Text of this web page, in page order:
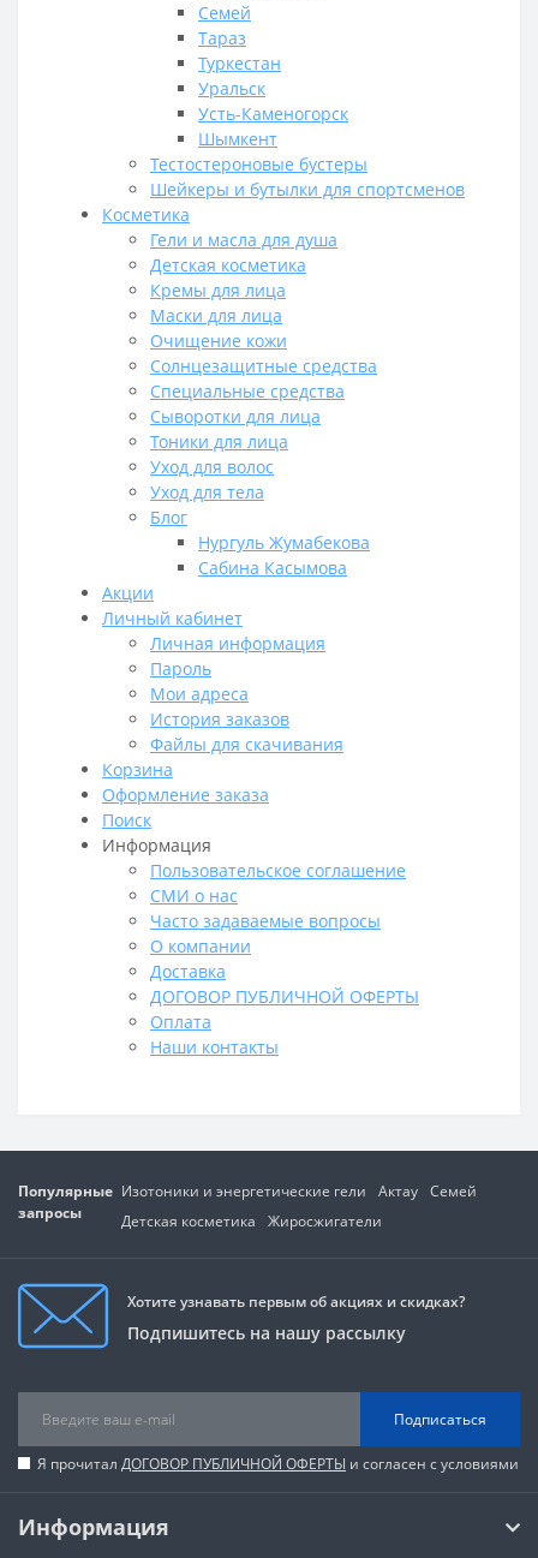
Семей
Тараз
Туркестан
Уральск
Усть-Каменогорск
Шымкент
Тестостероновые бустеры
Шейкеры и бутылки для спортсменов
Косметика
Гели и масла для душа
Детская косметика
Кремы для лица
Маски для лица
Очищение кожи
Солнцезащитные средства
Специальные средства
Сыворотки для лица
Тоники для лица
Уход для волос
Уход для тела
Блог
Нургуль Жумабекова
Сабина Касымова
Акции
Личный кабинет
Личная информация
Пароль
Мои адреса
История заказов
Файлы для скачивания
Корзина
Оформление заказа
Поиск
Информация
Пользовательское соглашение
СМИ о нас
Часто задаваемые вопросы
О компании
Доставка
ДОГОВОР ПУБЛИЧНОЙ ОФЕРТЫ
Оплата
Наши контакты
Популярные
запросы
Изотоники и энергетические гели Актау
Семей
Детская косметика
Жиросжигатели
Хотите узнавать первым об акциях и скидках?
Подпишитесь на нашу рассылку
Подписаться
Я прочитал ДОГОВОР ПУБЛИЧНОЙ ОФЕРТЫ и согласен с условиями
Информация